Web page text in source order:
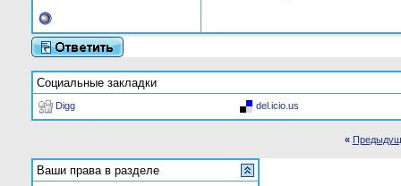
Социальные закладки
Digg del.icio.us
«
Ваши права в разделе